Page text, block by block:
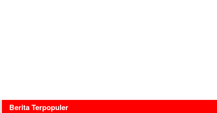
Berita Terpopuler